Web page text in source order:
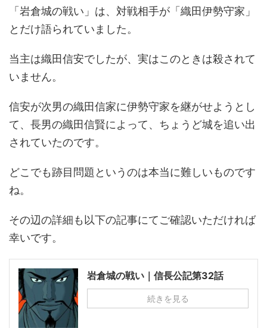
「岩倉城の戦い」は、対戦相手が「織田伊勢守家」
とだけ語られていました。
当主は織田信安でしたが、実はこのときは殺されて
いません。
信安が次男の織田信家に伊勢守家を継がせようとし
て、長男の織田信賢によって、ちょうど城を追い出
されていたのです。
どこでも跡目問題というのは本当に難しいものです
ね。
その辺の詳細も以下の記事にてご確認いただければ
幸いです。
岩倉城の戦い｜信長公記第32話
続きを見る